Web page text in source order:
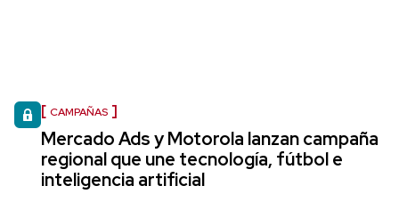
CAMPAÑAS
Mercado Ads y Motorola lanzan campaña
regional que une tecnología, fútbol e
inteligencia artificial